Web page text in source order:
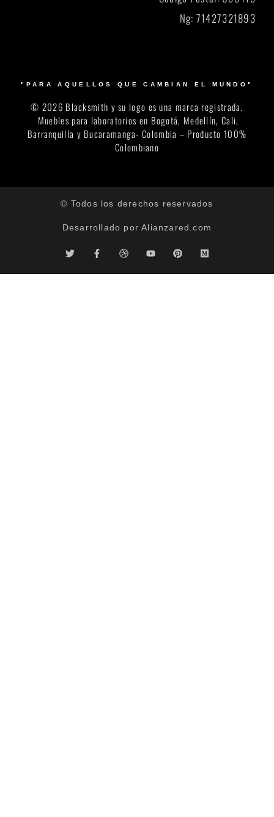
Ng: 71427321893
"PARA AQUELLOS QUE CAMBIAN EL MUNDO"
© 2026 Blacksmith y su logo es una marca registrada.
Muebles para laboratorios en Bogotá, Medellín, Cali,
Barranquilla y Bucaramanga- Colombia – Producto 100%
Colombiano
© Todos los derechos reservados
Desarrollado por Alianzared.com